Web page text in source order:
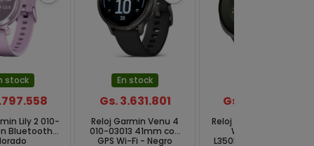
stock
Lily 2 010-
Bluetooth -
En stock
Gs. 3.631.801
Reloj Garmin Venu 4
010-03013 41mm con
GPS Wi-Fi - Negro
Gs. 2.531.255
Reloj Samsung Galaxy
Watch 9 SM-
L350NZSALTA 44 mm